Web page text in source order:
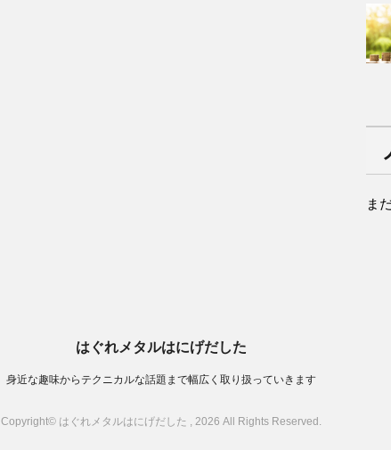
ま
はぐれメタルはにげだした
身近な趣味からテクニカルな話題まで幅広く取り扱っていきます
Copyright© はぐれメタルはにげだした , 2026 All Rights Reserved.